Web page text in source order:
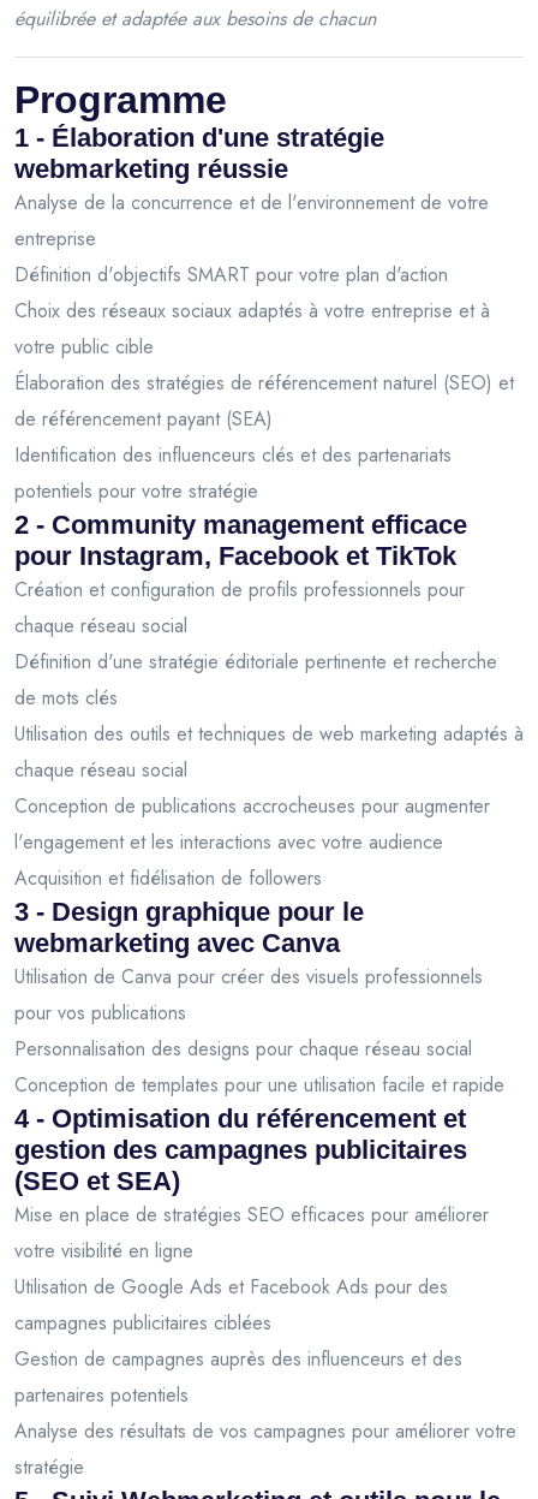
équilibrée et adaptée aux besoins de chacun
Programme
1 - Élaboration d'une stratégie
webmarketing réussie
Analyse de la concurrence et de l'environnement de votre
entreprise
Définition d'objectifs SMART pour votre plan d'action
Choix des réseaux sociaux adaptés à votre entreprise et à
votre public cible
Élaboration des stratégies de référencement naturel (SEO) et
de référencement payant (SEA)
Identification des influenceurs clés et des partenariats
potentiels pour votre stratégie
2 - Community management efficace
pour Instagram, Facebook et TikTok
Création et configuration de profils professionnels pour
chaque réseau social
Définition d'une stratégie éditoriale pertinente et recherche
de mots clés
Utilisation des outils et techniques de web marketing adaptés à
chaque réseau social
Conception de publications accrocheuses pour augmenter
l'engagement et les interactions avec votre audience
Acquisition et fidélisation de followers
3 - Design graphique pour le
webmarketing avec Canva
Utilisation de Canva pour créer des visuels professionnels
pour vos publications
Personnalisation des designs pour chaque réseau social
Conception de templates pour une utilisation facile et rapide
4 - Optimisation du référencement et
gestion des campagnes publicitaires
(SEO et SEA)
Mise en place de stratégies SEO efficaces pour améliorer
votre visibilité en ligne
Utilisation de Google Ads et Facebook Ads pour des
campagnes publicitaires ciblées
Gestion de campagnes auprès des influenceurs et des
partenaires potentiels
Analyse des résultats de vos campagnes pour améliorer votre
stratégie